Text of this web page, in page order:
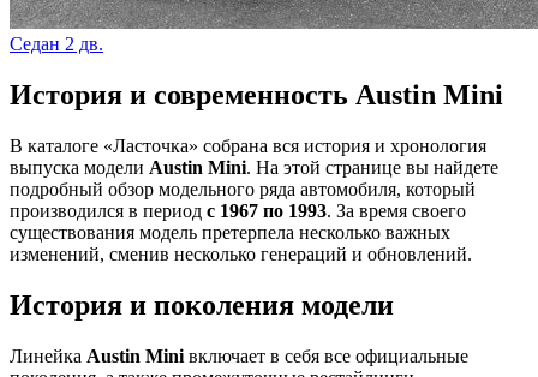
Седан 2 дв.
История и современность Austin Mini
В каталоге «Ласточка» собрана вся история и хронология
выпуска модели Austin Mini. На этой странице вы найдете
подробный обзор модельного ряда автомобиля, который
производился в период с 1967 по 1993. За время своего
существования модель претерпела несколько важных
изменений, сменив несколько генераций и обновлений.
История и поколения модели
Линейка Austin Mini включает в себя все официальные